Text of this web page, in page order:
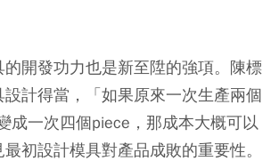
開發功力也是新至陞的強項。陳標
計得當，「如果原來一次生產兩個
成一次四個piece，那成本大概可以
初設計模具對產品成敗的重要性。